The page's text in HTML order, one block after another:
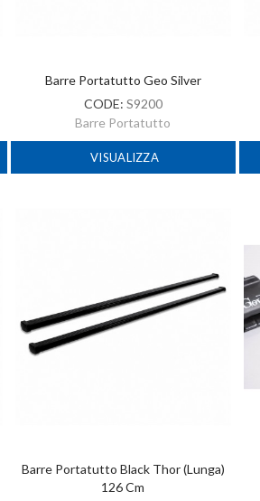
Barre Portatutto Geo Silver
CODE: S9200
Barre Portatutto
VISUALIZZA
Barre Portatutto Black Thor (lunga)
126 Cm